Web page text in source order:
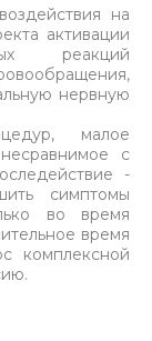
на
активации
реакций
нервную
малое
с
-
симптомы
во время
время
комплексной